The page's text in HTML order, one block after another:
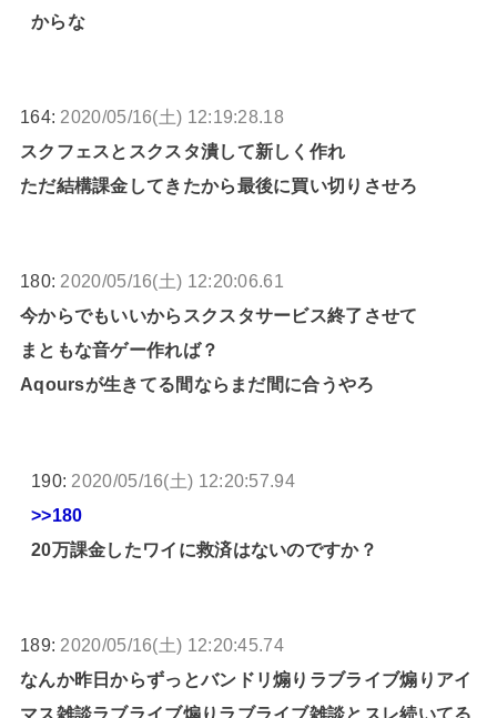
からな
164: 2020/05/16(土) 12:19:28.18
スクフェスとスクスタ潰して新しく作れ
ただ結構課金してきたから最後に買い切りさせろ
180: 2020/05/16(土) 12:20:06.61
今からでもいいからスクスタサービス終了させて
まともな音ゲー作れば？
Aqoursが生きてる間ならまだ間に合うやろ
190: 2020/05/16(土) 12:20:57.94
>>180
20万課金したワイに救済はないのですか？
189: 2020/05/16(土) 12:20:45.74
なんか昨日からずっとバンドリ煽りラブライブ煽りアイ
マス雑談ラブライブ煽りラブライブ雑談とスレ続いてる